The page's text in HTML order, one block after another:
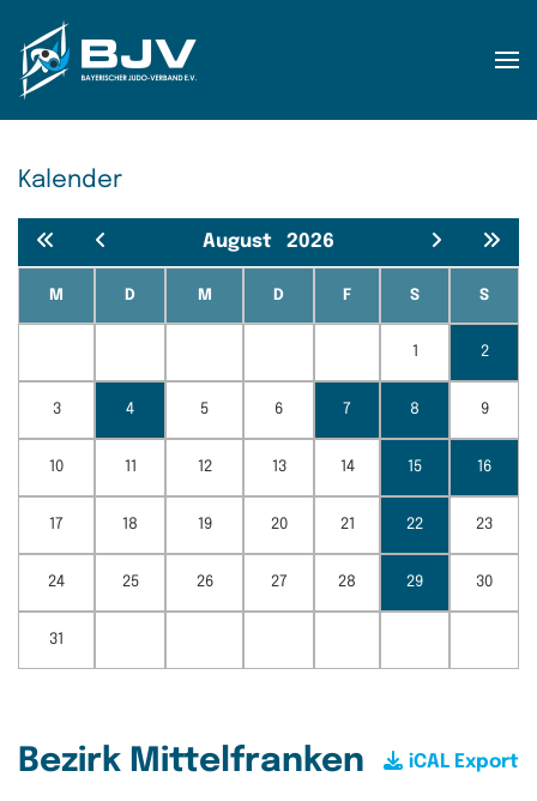
Zum Hauptinhalt springen
Kalender
August 2026
M D M D F S S
1 2
3 4 5 6 7 8 9
10 11 12 13 14 15 16
17 18 19 20 21 22 23
24 25 26 27 28 29 30
31
Bezirk Mittelfranken iCAL Export